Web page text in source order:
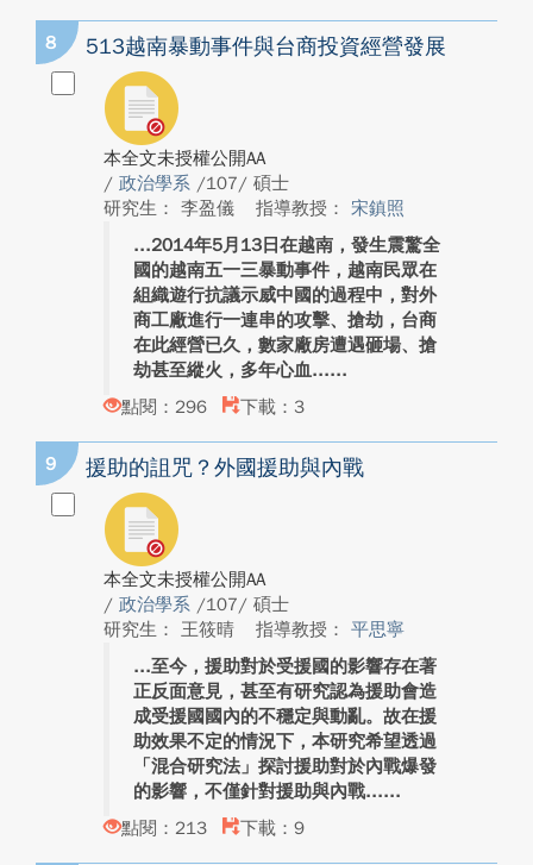
8 513越南暴動事件與台商投資經營發展
本全文未授權公開AA
/ 政治學系 /107/ 碩士
研究生： 李盈儀
指導教授： 宋鎮照
2014年5月13日在越南，發生震驚全
國的越南五一三暴動事件，越南民眾在
組織遊行抗議示威中國的過程中，對外
商工廠進行一連串的攻擊、搶劫，台商
在此經營已久，數家廠房遭遇砸場、搶
劫甚至縱火，多年心血...
點閱：296
下載：3
9 援助的詛咒？外國援助與內戰
本全文未授權公開AA
/ 政治學系 /107/ 碩士
研究生： 王筱晴
指導教授： 平思寧
至今，援助對於受援國的影響存在著
正反面意見，甚至有研究認為援助會造
成受援國國內的不穩定與動亂。故在援
助效果不定的情況下，本研究希望透過
「混合研究法」探討援助對於內戰爆發
的影響，不僅針對援助與內戰...
點閱：213
下載：9